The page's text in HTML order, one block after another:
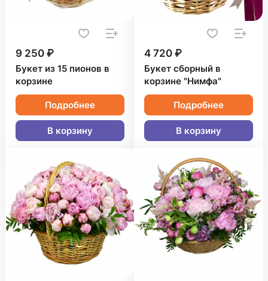
9 250 ₽
Букет из 15 пионов в
корзине
Подробнее
В корзину
4 720 ₽
Букет сборный в
корзине "Нимфа"
Подробнее
В корзину